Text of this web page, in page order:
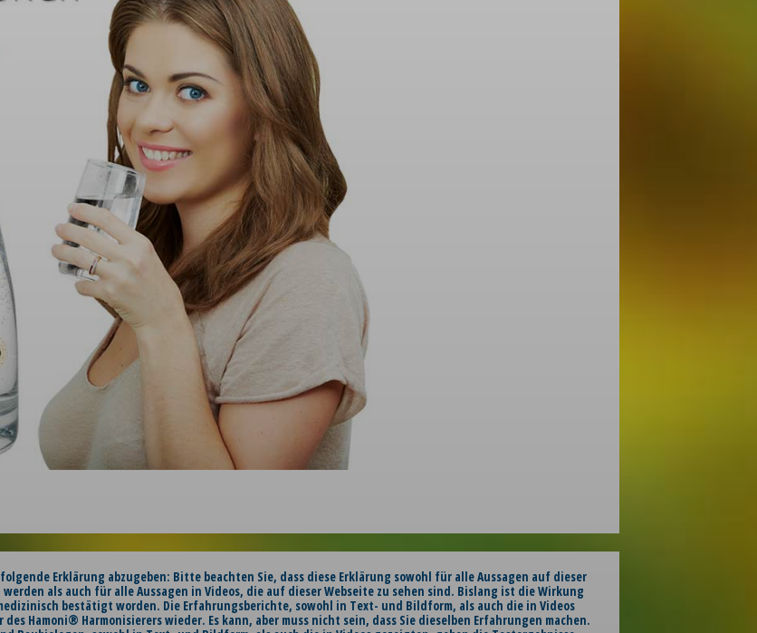
Erklärung abzugeben: Bitte beachten Sie, dass diese Erklärung sowohl für alle Aussagen auf dieser
als auch für alle Aussagen in Videos, die auf dieser Webseite zu sehen sind. Bislang ist die Wirkung
bestätigt worden. Die Erfahrungsberichte, sowohl in Text- und Bildform, als auch die in Videos
Hamoni® Harmonisierers wieder. Es kann, aber muss nicht sein, dass Sie dieselben Erfahrungen machen.